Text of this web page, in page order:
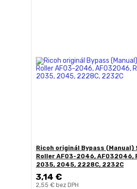
Ricoh originál Bypass (Manual)
Roller AF03-2046, AF032046,
2035, 2045, 2228C, 2232C
3,14 €
2,55 € bez DPH